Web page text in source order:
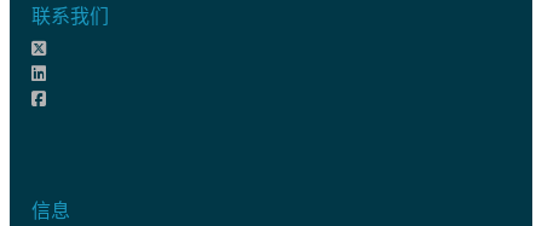
联系我们
信息